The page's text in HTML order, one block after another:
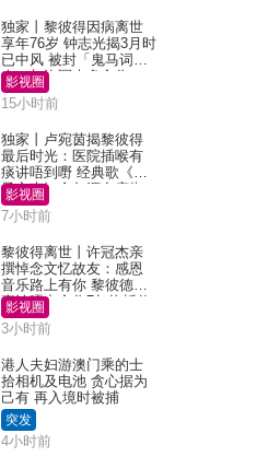
独家丨黎彼得因病离世
享年76岁 钟志光揭3月时
已中风 被封「鬼马词
人」与许冠杰多合作
影视圈
15小时前
独家丨卢宛茵揭黎彼得
最后时光：医院插喉有
痰讲唔到嘢 经典歌《浪
子心声》金句源自庙街
睇相佬
影视圈
7小时前
黎彼得离世丨许冠杰亲
撰悼念文忆故友：感恩
音乐路上有你 黎彼德曾
直认唔夹合作7年终拆伙
影视圈
3小时前
港人夫妇游澳门乘的士
拾相机及电池 贪心据为
己有 再入境时被捕
突发
4小时前